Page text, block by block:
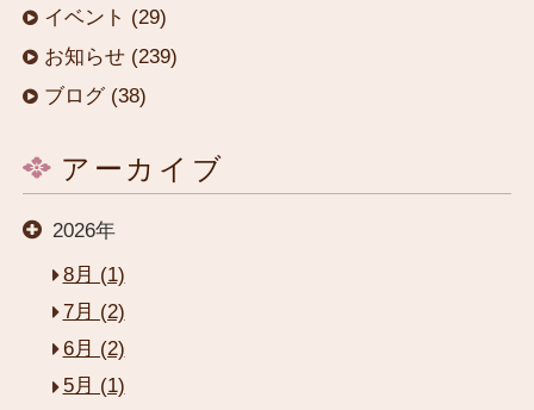
イベント (29)
お知らせ (239)
ブログ (38)
アーカイブ
2026年
8月 (1)
7月 (2)
6月 (2)
5月 (1)